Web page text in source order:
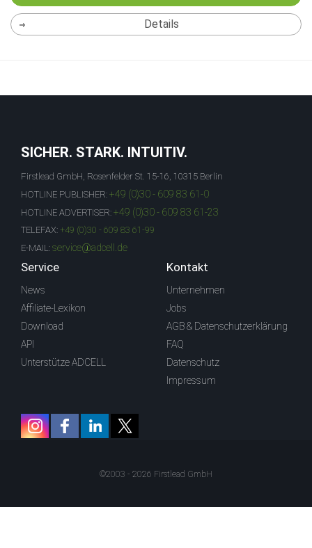
Details
SICHER. STARK. INTUITIV.
Firstlead GmbH, Rosenfelder St. 15-16, 10315 Berlin
HOTLINE PUBLISHER: +49 (0)30 - 609 83 61-0
HOTLINE ADVERTISER: +49 (0)30 - 609 83 61-23
TELEFAX: +49 (0)30 - 609 83 61-99
E-MAIL: service@adcell.de
Service
News
Affiliate-Lexikon
Download
API
Unterstütze ADCELL
Kontakt
Unternehmen
Jobs
AGB & Datenschutzerklärung
FAQ
Datenschutz
Impressum
©2003 - 2026 Firstlead GmbH